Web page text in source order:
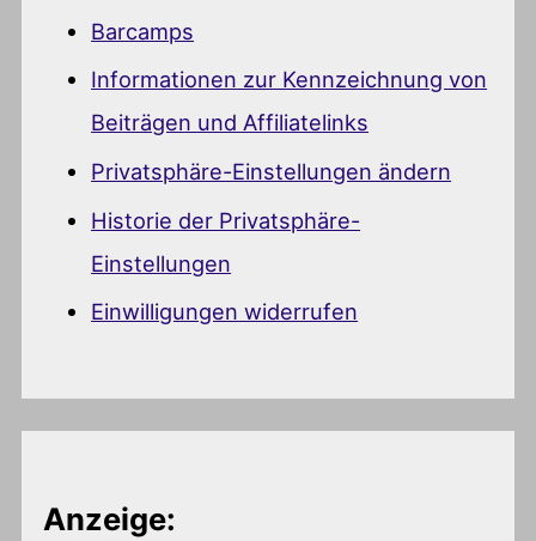
Barcamps
Informationen zur Kennzeichnung von
Beiträgen und Affiliatelinks
Privatsphäre-Einstellungen ändern
Historie der Privatsphäre-
Einstellungen
Einwilligungen widerrufen
Anzeige: